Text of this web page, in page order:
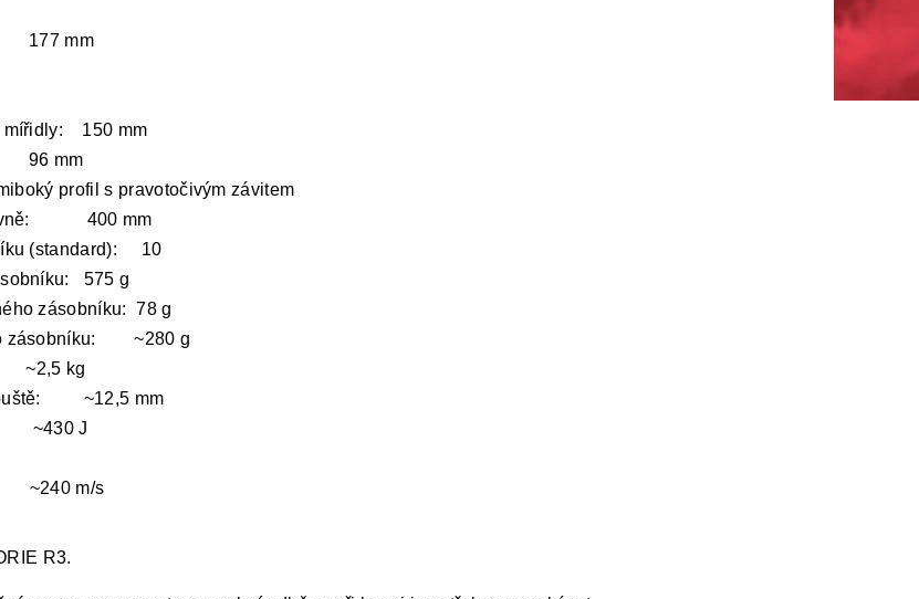
177 mm
mířidly: 150 mm
96 mm
profil s pravotočivým závitem
400 mm
(standard): 10
575 g
zásobníku: 78 g
zásobníku: ~280 g
~2,5 kg
~12,5 mm
~430 J
~240 m/s
R3.